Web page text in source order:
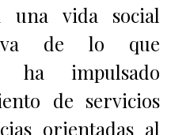
una vida social
de lo que
ha impulsado
de servicios
orientadas al